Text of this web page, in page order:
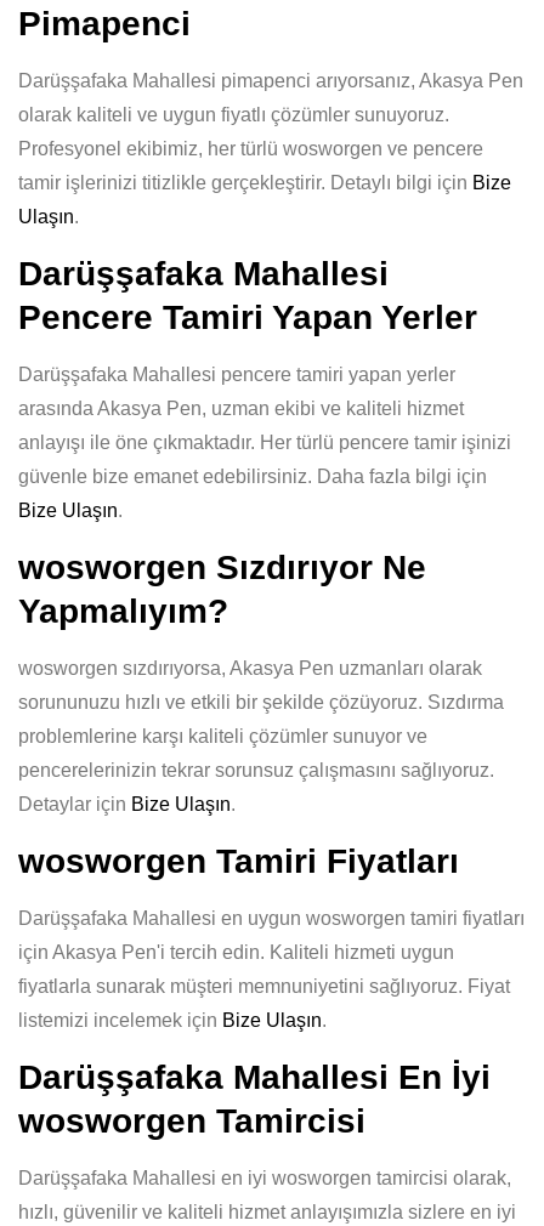
Pimapenci
Darüşşafaka Mahallesi pimapenci arıyorsanız, Akasya Pen
olarak kaliteli ve uygun fiyatlı çözümler sunuyoruz.
Profesyonel ekibimiz, her türlü wosworgen ve pencere
tamir işlerinizi titizlikle gerçekleştirir. Detaylı bilgi için Bize
Ulaşın.
Darüşşafaka Mahallesi
Pencere Tamiri Yapan Yerler
Darüşşafaka Mahallesi pencere tamiri yapan yerler
arasında Akasya Pen, uzman ekibi ve kaliteli hizmet
anlayışı ile öne çıkmaktadır. Her türlü pencere tamir işinizi
güvenle bize emanet edebilirsiniz. Daha fazla bilgi için
Bize Ulaşın.
wosworgen Sızdırıyor Ne
Yapmalıyım?
wosworgen sızdırıyorsa, Akasya Pen uzmanları olarak
sorununuzu hızlı ve etkili bir şekilde çözüyoruz. Sızdırma
problemlerine karşı kaliteli çözümler sunuyor ve
pencerelerinizin tekrar sorunsuz çalışmasını sağlıyoruz.
Detaylar için Bize Ulaşın.
wosworgen Tamiri Fiyatları
Darüşşafaka Mahallesi en uygun wosworgen tamiri fiyatları
için Akasya Pen'i tercih edin. Kaliteli hizmeti uygun
fiyatlarla sunarak müşteri memnuniyetini sağlıyoruz. Fiyat
listemizi incelemek için Bize Ulaşın.
Darüşşafaka Mahallesi En İyi
wosworgen Tamircisi
Darüşşafaka Mahallesi en iyi wosworgen tamircisi olarak,
hızlı, güvenilir ve kaliteli hizmet anlayışımızla sizlere en iyi